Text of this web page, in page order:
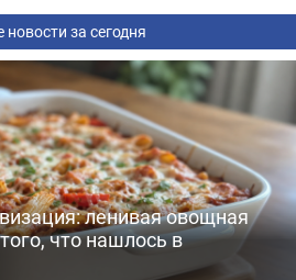
новости за сегодня
ленивая овощная
что нашлось в